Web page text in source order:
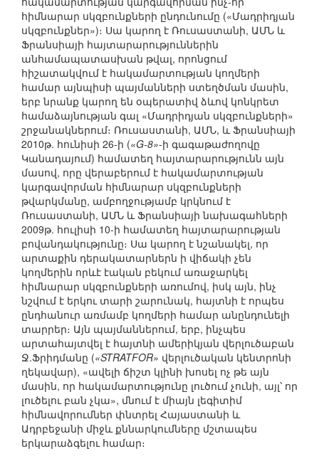
հիմնարար սկզբունքների ընդունումը («Մադրիդյան
սկզբունքներ»)։ Սա կարող է Ռուսաստանի, ԱՄՆ և
Ֆրանսիայի հայտարարություններին
անհամապատասխան թվալ, որոնցում
հիշատակվում է հակամարտության կողմերի
համար այնպիսի պայմանների ստեղծման մասին,
երբ նրանք կարող են օպերատիվ ձևով կոնկրետ
համաձայնության գալ «Մադրիդյան սկզբունքների»
շրջանակներում։ Ռուսաստանի, ԱՄՆ, և Ֆրանսիայի
2010թ. հունիսի 26-ի («G-8»-ի գագաթաժողովը
Կանադայում) համատեղ հայտարարությունն այն
մասով, որը վերաբերում է հակամարտության
կարգավորման հիմնարար սկզբունքների
թվարկմանը, ամբողջությամբ կրկնում է
Ռուսաստանի, ԱՄՆ և Ֆրանսիայի նախագահների
2009թ. հուլիսի 10-ի համատեղ հայտարարության
բովանդակությունը։ Սա կարող է նշանակել, որ
արտաքին դերակատարներն ի վիճակի չեն
կողմերին որևէ էական բեկում առաջարկել
հիմնարար սկզբունքների առումով, իսկ այն, ինչ
նշվում է երկու տարի շարունակ, հայտնի է որպես
ընդհանուր առմամբ կողմերի համար անընդունելի
տարրեր։ Այն պայմաններում, երբ, ինչպես
արտահայտվել է հայտնի ամերիկյան վերլուծաբան
Ջ.Ֆրիդմանը («STRATFOR» վերլուծական կենտրոնի
ղեկավար), «ավելի ճիշտ կլինի խոսել ոչ թե այն
մասին, որ հակամարտությունը լուծում չունի, այլ՝ որ
լուծելու բան չկա», մնում է միայն լեգիտիմ
հիմնավորումներ փնտրել Հայաստանի և
Ադրբեջանի միջև քննարկումները մշտապես
երկարաձգելու համար։